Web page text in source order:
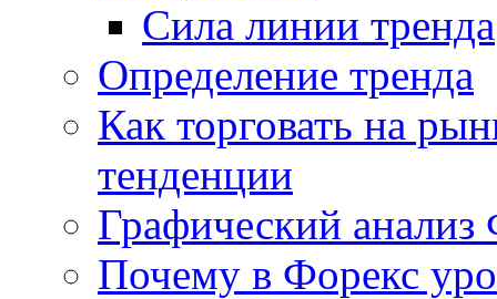
Сила линии тренда
Определение тренда
Как торговать на
тенденции
Графический анализ
Почему в Форекс